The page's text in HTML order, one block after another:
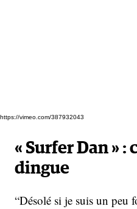
https://vimeo.com/387932043
« Surfer Dan » :
dingue
“Désolé si je suis un peu